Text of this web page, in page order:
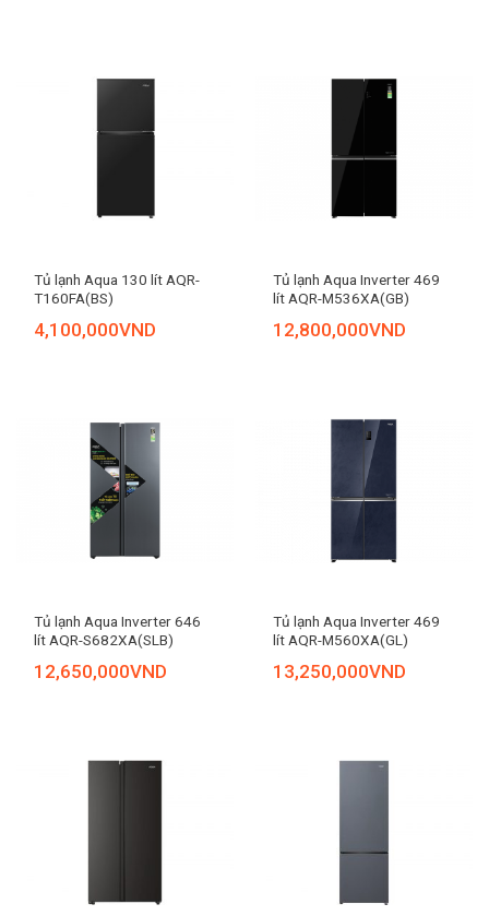
Tủ lạnh Aqua 130 lít AQR-
T160FA(BS)
4,100,000VND
Tủ lạnh Aqua Inverter 469
lít AQR-M536XA(GB)
12,800,000VND
Tủ lạnh Aqua Inverter 646
lít AQR-S682XA(SLB)
12,650,000VND
Tủ lạnh Aqua Inverter 469
lít AQR-M560XA(GL)
13,250,000VND